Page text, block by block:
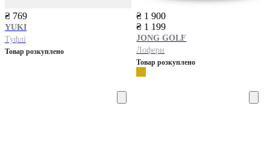
₴ 769
YUKI
Туфлі
Товар розкуплено
₴ 1 900
₴ 1 199
JONG GOLF
Лофери
Товар розкуплено